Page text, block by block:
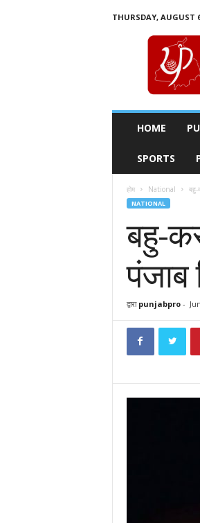
THURSDAY, AUGUST
HOME
SPORTS
होम National बहु-
NATIONAL
बहु-
पंजाब
द्वारा punjabpro-